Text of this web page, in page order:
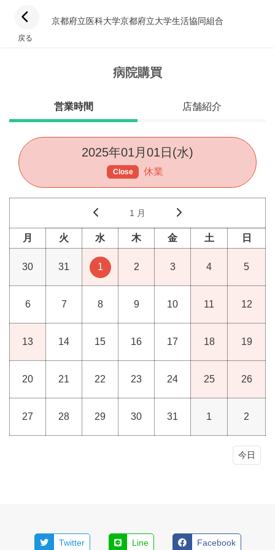
戻る
京都府立医科大学京都府立大学生活協同組合
病院購買
営業時間 店舗紹介
2025年01月01日(水)
Close 休業
1 月
月 火 水 木 金 土 日
30 31 1 2 3 4 5
6 7 8 9 10 11 12
13 14 15 16 17 18 19
20 21 22 23 24 25 26
27 28 29 30 31 1 2
今日
Twitter Line Facebook